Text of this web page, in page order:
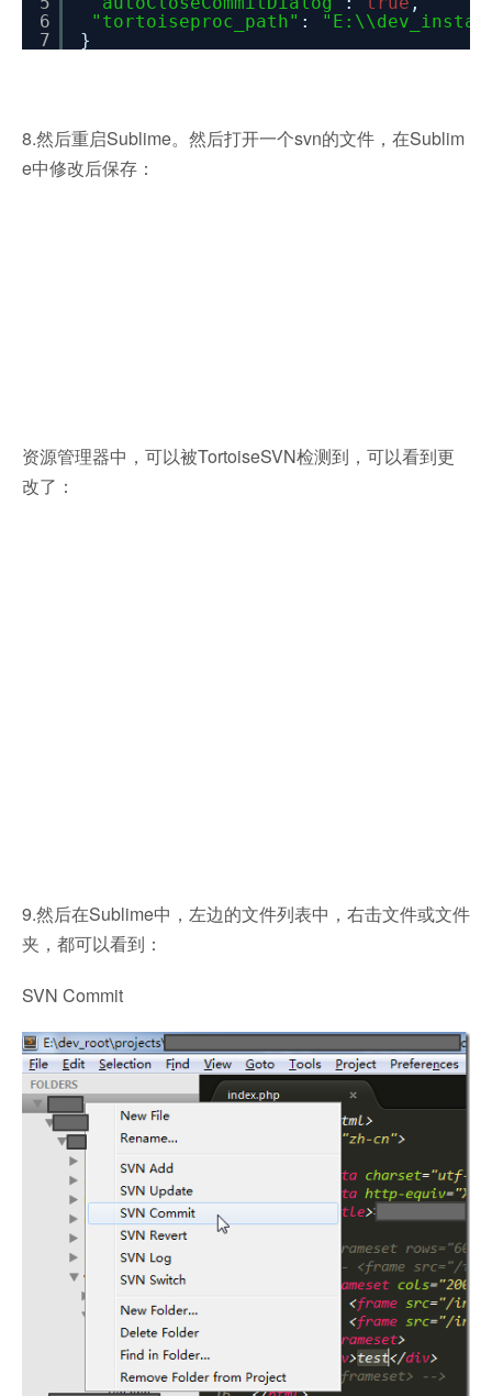
6
7
"tortoiseproc_path" :
}
8.然后重启Sublime。然后打开一个svn的文件，在Sublim
e中修改后保存：
资源管理器中，可以被TortoiseSVN检测到，可以看到更
改了：
9.然后在Sublime中，左边的文件列表中，右击文件或文件
夹，都可以看到：
SVN Commit